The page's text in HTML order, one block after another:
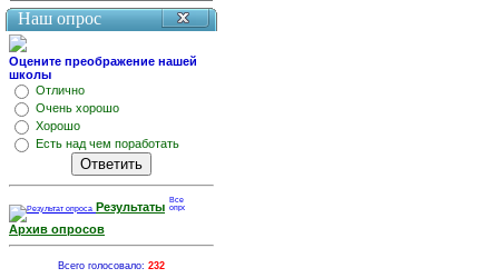
Наш опрос
Оцените преображение нашей
школы
Отлично
Очень хорошо
Хорошо
Есть над чем поработать
Результаты
Архив опросов
Всего голосовало: 232